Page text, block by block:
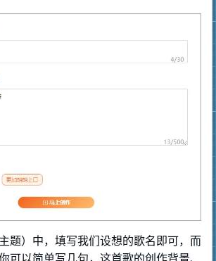
题）中，填写我们设想的歌名即可，而